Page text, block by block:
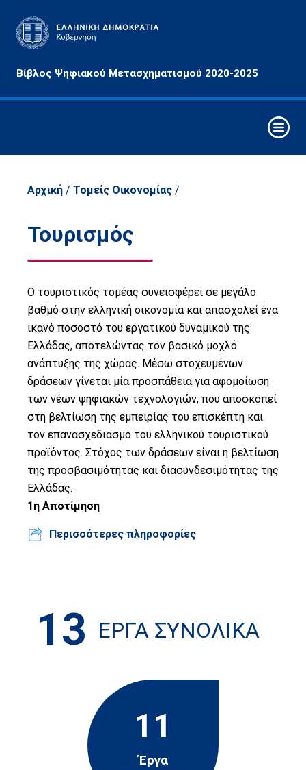
Βίβλος Ψηφιακού Μετασχηματισμού 2020-2025
&
Ψηφιακού
Στρατηγικοί
Άξονες
Τομείς
Οικονομίας
Αποτίμηση
Ψηφιακή
Δεκαετία
Προτείνετε
την ιδέα
σας
Σελίδα
Αναζήτησης
Βίβλος Ψηφιακού
Αρχική / Τομείς Οικονομίας /
Τουρισμός
Ο τουριστικός τομέας συνεισφέρει σε μεγάλο
βαθμό στην ελληνική οικονομία και απασχολεί ένα
ικανό ποσοστό του εργατικού δυναμικού της
Ελλάδας, αποτελώντας τον βασικό μοχλό
ανάπτυξης της χώρας. Μέσω στοχευμένων
δράσεων γίνεται μία προσπάθεια για αφομοίωση
των νέων ψηφιακών τεχνολογιών, που αποσκοπεί
στη βελτίωση της εμπειρίας του επισκέπτη και
τον επανασχεδιασμό του ελληνικού τουριστικού
προϊόντος. Στόχος των δράσεων είναι η βελτίωση
της προσβασιμότητας και διασυνδεσιμότητας της
Ελλάδας.
1η Αποτίμηση
Περισσότερες πληροφορίες
13 ΈΡΓΑ ΣΥΝΟΛΙΚΆ
11
Έργα